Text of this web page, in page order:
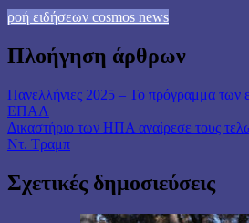
ροή ειδήσεων cosmos news
Πλοήγηση άρθρων
Πανελλήνιες 2025 – Το πρόγραμμα των
ΕΠΑΛ
Δικαστήριο των ΗΠΑ αναίρεσε τους
Ντ. Τραμπ
Σχετικές δημοσιεύσεις